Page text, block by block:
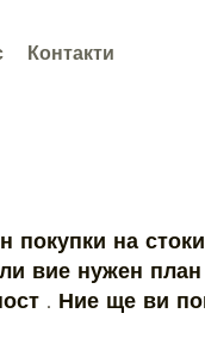
Контакти
покупки на
вие нужен
. Ние ще ви